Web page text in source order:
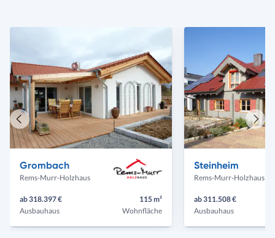
Grombach
Rems-Murr-Holzhaus
ab 318.397 €
Ausbauhaus
115 m²
Wohnfläche
Steinheim
Rems-Murr-Holzhaus
ab 311.508 €
Ausbauhaus
Vorheriges
Haus